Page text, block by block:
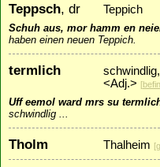
Teppsch, dr Teppich
Schuh aus, mor hamm en
haben einen neuen Teppich.
termlich
<Adj.> [
Uff eemol ward mrs su
schwindlig ...
Tholm Thalheim [